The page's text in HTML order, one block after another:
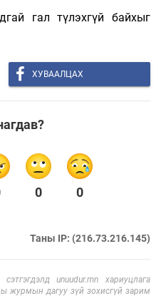
гал түлэхгүй байхыг
ХУВААЛЦАХ
0 0
Таны IP: (216.73.216.145)
unuudur.mn хариуцлага
журмын дагуу зүй зохисгүй зарим